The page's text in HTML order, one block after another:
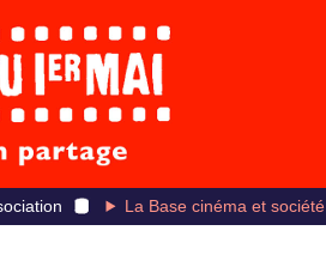
La Base cinéma et société